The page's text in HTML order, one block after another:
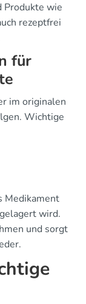
Produkte wie
rezeptfrei
für
im originalen
Wichtige
Medikament
wird.
und sorgt